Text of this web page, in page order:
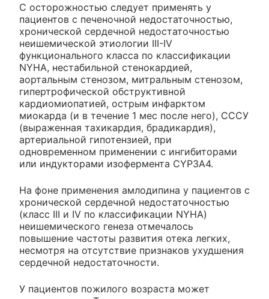
С осторожностью следует применять у
пациентов с печеночной недостаточностью,
хронической сердечной недостаточностью
неишемической этиологии III-IV
функционального класса по классификации
NYHA, нестабильной стенокардией,
аортальным стенозом, митральным стенозом,
гипертрофической обструктивной
кардиомиопатией, острым инфарктом
миокарда (и в течение 1 мес после него), СССУ
(выраженная тахикардия, брадикардия),
артериальной гипотензией, при
одновременном применении с ингибиторами
или индукторами изофермента CYP3A4.
На фоне применения амлодипина у пациентов с
хронической сердечной недостаточностью
(класс III и IV по классификации NYHA)
неишемического генеза отмечалось
повышение частоты развития отека легких,
несмотря на отсутствие признаков ухудшения
сердечной недостаточности.
У пациентов пожилого возраста может